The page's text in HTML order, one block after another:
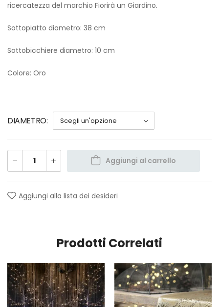
ricercatezza del marchio Fiorirà un Giardino.
Sottopiatto diametro: 38 cm
Sottobicchiere diametro: 10 cm
Colore: Oro
DIAMETRO
Aggiungi al carrello
Aggiungi alla lista dei desideri
Prodotti Correlati